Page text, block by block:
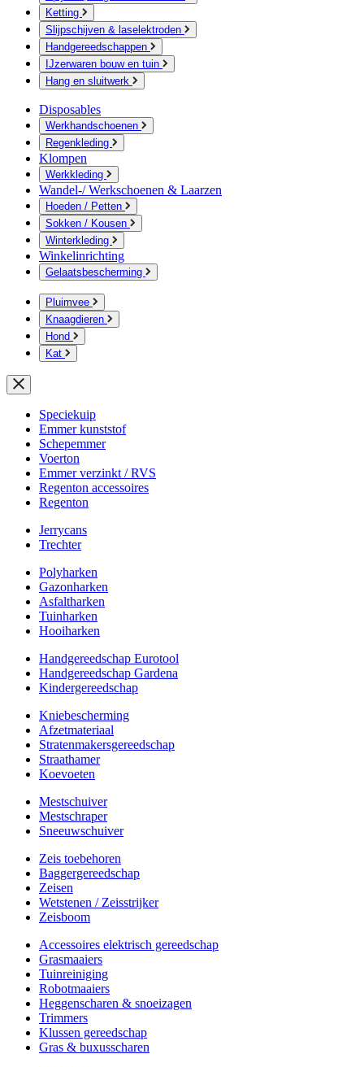
Ketting
Slijpschijven & laselektroden
Handgereedschappen
IJzerwaren bouw en tuin
Hang en sluitwerk
Disposables
Werkhandschoenen
Regenkleding
Klompen
Werkkleding
Wandel-/ Werkschoenen & Laarzen
Hoeden / Petten
Sokken / Kousen
Winterkleding
Winkelinrichting
Gelaatsbescherming
Pluimvee
Knaagdieren
Hond
Kat
Speciekuip
Emmer kunststof
Schepemmer
Voerton
Emmer verzinkt / RVS
Regenton accessoires
Regenton
Jerrycans
Trechter
Polyharken
Gazonharken
Asfaltharken
Tuinharken
Hooiharken
Handgereedschap Eurotool
Handgereedschap Gardena
Kindergereedschap
Kniebescherming
Afzetmateriaal
Stratenmakersgereedschap
Straathamer
Koevoeten
Mestschuiver
Mestschraper
Sneeuwschuiver
Zeis toebehoren
Baggergereedschap
Zeisen
Wetstenen / Zeisstrijker
Zeisboom
Accessoires elektrisch gereedschap
Grasmaaiers
Tuinreiniging
Robotmaaiers
Heggenscharen & snoeizagen
Trimmers
Klussen gereedschap
Gras & buxusscharen